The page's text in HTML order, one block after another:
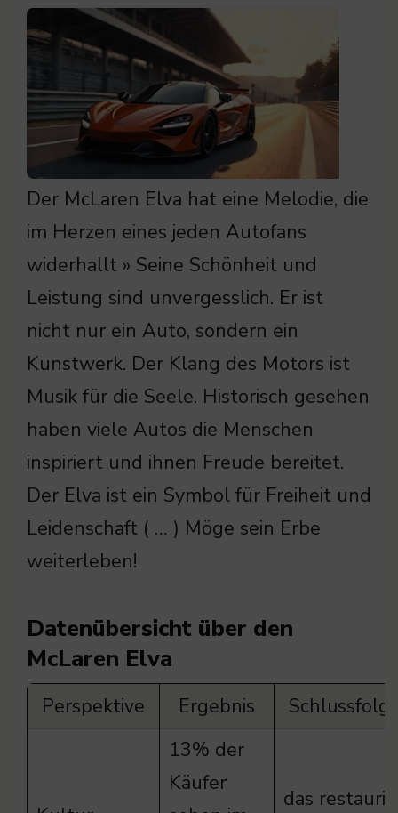
Der McLaren Elva hat eine Melodie, die
im Herzen eines jeden Autofans
widerhallt » Seine Schönheit und
Leistung sind unvergesslich. Er ist
nicht nur ein Auto, sondern ein
Kunstwerk. Der Klang des Motors ist
Musik für die Seele. Historisch gesehen
haben viele Autos die Menschen
inspiriert und ihnen Freude bereitet.
Der Elva ist ein Symbol für Freiheit und
Leidenschaft ( … ) Möge sein Erbe
weiterleben!
Datenübersicht über den
McLaren Elva
Perspektive Ergebnis
13% der
Käufer
das